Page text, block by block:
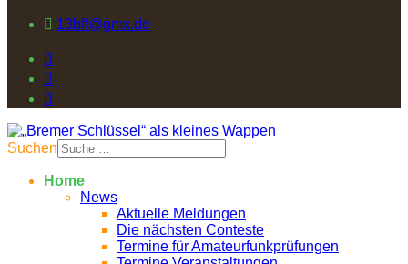
13bff@gmx.de
Suchen
Home
News
Aktuelle Meldungen
Die nächsten Conteste
Termine für Amateurfunkprüfungen